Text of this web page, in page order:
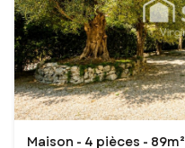
Maison - 4 pièces - 89m²